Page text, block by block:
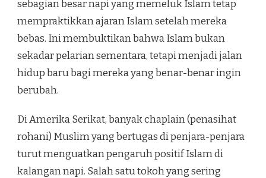
sebagian besar napi yang memeluk Islam tetap
mempraktikkan ajaran Islam setelah mereka
bebas. Ini membuktikan bahwa Islam bukan
sekadar pelarian sementara, tetapi menjadi jalan
hidup baru bagi mereka yang benar-benar ingin
berubah.
Di Amerika Serikat, banyak chaplain (penasihat
rohani) Muslim yang bertugas di penjara-penjara
turut menguatkan pengaruh positif Islam di
kalangan napi. Salah satu tokoh yang sering